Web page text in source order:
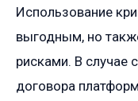
Использование
выгодным, но
рисками. В случае
договора